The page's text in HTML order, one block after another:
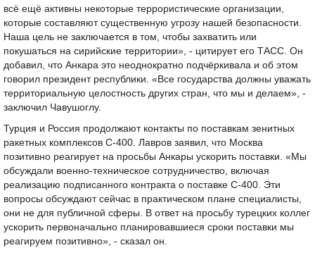
всё ещё активны некоторые террористические организации,
которые составляют существенную угрозу нашей безопасности.
Наша цель не заключается в том, чтобы захватить или
покушаться на сирийские территории», - цитирует его ТАСС. Он
добавил, что Анкара это неоднократно подчёркивала и об этом
говорил президент республики. «Все государства должны уважать
территориальную целостность других стран, что мы и делаем», -
заключил Чавушоглу.
Турция и Россия продолжают контакты по поставкам зенитных
ракетных комплексов С-400. Лавров заявил, что Москва
позитивно реагирует на просьбы Анкары ускорить поставки. «Мы
обсуждали военно-техническое сотрудничество, включая
реализацию подписанного контракта о поставке С-400. Эти
вопросы обсуждают сейчас в практическом плане специалисты,
они не для публичной сферы. В ответ на просьбу турецких коллег
ускорить первоначально планировавшиеся сроки поставки мы
реагируем позитивно», - сказал он.